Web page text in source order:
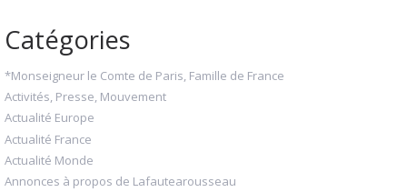
Catégories
*Monseigneur le Comte de Paris, Famille de France
Activités, Presse, Mouvement
Actualité Europe
Actualité France
Actualité Monde
Annonces à propos de Lafautearousseau